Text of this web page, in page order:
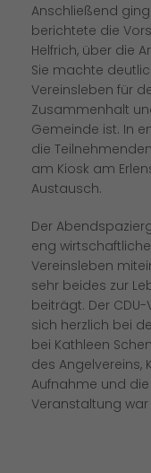
Anschließend
berichtete die
Helfrich, über die
Sie machte
Vereinsleben für
Zusammenhalt
Gemeinde ist. In
die
am Kiosk am
Austausch.
Der
eng
Vereinsleben
sehr beides zur
beiträgt. Der
sich herzlich bei
bei Kathleen
des Angelvereins,
Aufnahme und die
Veranstaltung war